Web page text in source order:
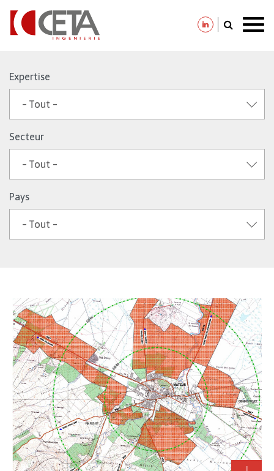
contenu
principal
Expertise
- Tout -
Secteur
- Tout -
Pays
- Tout -